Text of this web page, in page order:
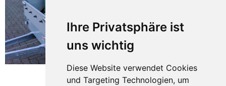
Ihre Privatsphäre ist
uns wichtig
Diese Website verwendet Cookies
und Targeting Technologien, um